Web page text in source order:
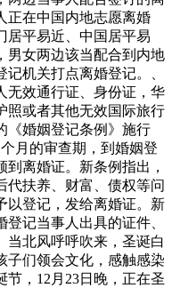
正在中国内地志愿离婚
居平易近、中国居平易
男女两边该当配合到内地
机关打点离婚登记。、
无效通行证、身份证，华
照或者其他无效国际旅行
《婚姻登记条例》施行
月的审查期，到婚姻登
离婚证。新条例指出，
代扶养、财富、债权等问
以登记，发给离婚证。新
记当事人出具的证件、
当北风呼呼吹来，圣诞白
子们领会文化，感触感染
，12月23日晚，正在圣